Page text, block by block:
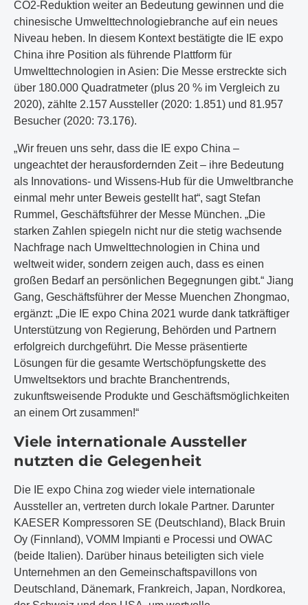
CO2-Reduktion weiter an Bedeutung gewinnen und die
chinesische Umwelttechnologiebranche auf ein neues
Niveau heben. In diesem Kontext bestätigte die IE expo
China ihre Position als führende Plattform für
Umwelttechnologien in Asien: Die Messe erstreckte sich
über 180.000 Quadratmeter (plus 20 % im Vergleich zu
2020), zählte 2.157 Aussteller (2020: 1.851) und 81.957
Besucher (2020: 73.176).
„Wir freuen uns sehr, dass die IE expo China –
ungeachtet der herausfordernden Zeit – ihre Bedeutung
als Innovations- und Wissens-Hub für die Umweltbranche
einmal mehr unter Beweis gestellt hat“, sagt Stefan
Rummel, Geschäftsführer der Messe München. „Die
starken Zahlen spiegeln nicht nur die stetig wachsende
Nachfrage nach Umwelttechnologien in China und
weltweit wider, sondern zeigen auch, dass es einen
großen Bedarf an persönlichen Begegnungen gibt.“ Jiang
Gang, Geschäftsführer der Messe Muenchen Zhongmao,
ergänzt: „Die IE expo China 2021 wurde dank tatkräftiger
Unterstützung von Regierung, Behörden und Partnern
erfolgreich durchgeführt. Die Messe präsentierte
Lösungen für die gesamte Wertschöpfungskette des
Umweltsektors und brachte Branchentrends,
zukunftsweisende Produkte und Geschäftsmöglichkeiten
an einem Ort zusammen!“
Viele internationale Aussteller
nutzten die Gelegenheit
Die IE expo China zog wieder viele internationale
Aussteller an, vertreten durch lokale Partner. Darunter
KAESER Kompressoren SE (Deutschland), Black Bruin
Oy (Finnland), VOMM Impianti e Processi und OWAC
(beide Italien). Darüber hinaus beteiligten sich viele
Unternehmen an den Gemeinschaftspavillons von
Deutschland, Dänemark, Frankreich, Japan, Nordkorea,